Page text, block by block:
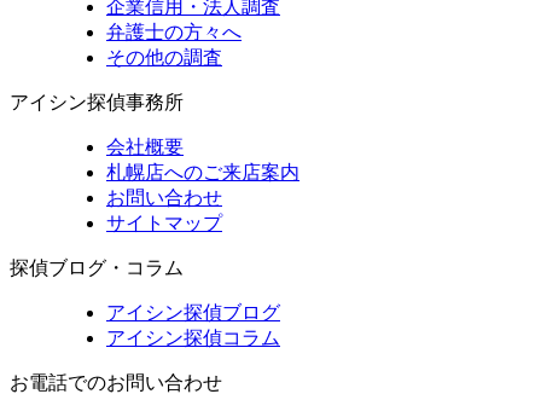
企業信用・法人調査
弁護士の方々へ
その他の調査
アイシン探偵事務所
会社概要
札幌店へのご来店案内
お問い合わせ
サイトマップ
探偵ブログ・コラム
アイシン探偵ブログ
アイシン探偵コラム
お電話でのお問い合わせ